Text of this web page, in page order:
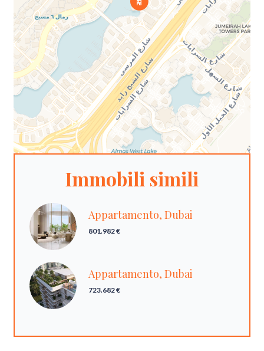
Immobili simili
Appartamento, Dubai
801.982 €
Appartamento, Dubai
723.682 €